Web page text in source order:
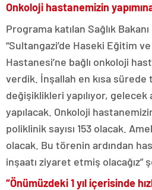
Onkoloji hastanemizin
Programa katılan Sağlık
“Sultangazi’de Haseki Eğitim
Hastanesi’ne bağlı onkoloji
verdik. İnşallah en kısa sürede
değişiklikleri yapılıyor, gelecek
yapılacak. Onkoloji
poliklinik sayısı 153 olacak.
olacak. Bu törenin ardından
inşaatı ziyaret etmiş olacağız”
“Önümüzdeki 1 yıl içerisinde